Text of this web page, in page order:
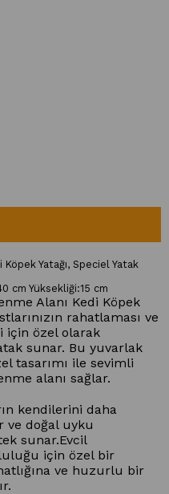
Yatağı, Speciel Yatak
cm Yüksekliği:15 cm
Alanı Kedi Köpek
rahatlaması ve
için özel olarak
sunar. Bu yuvarlak
tasarımı ile sevimli
alanı sağlar.
kendilerini daha
ve doğal uyku
sunar.Evcil
için özel bir
ve huzurlu bir